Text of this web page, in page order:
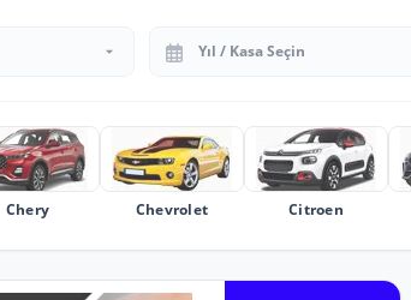
Yıl Seçin
Chery Chevrolet Citroen